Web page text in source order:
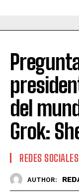
del
Grok:
REDES SOCIALES
AUTHOR: